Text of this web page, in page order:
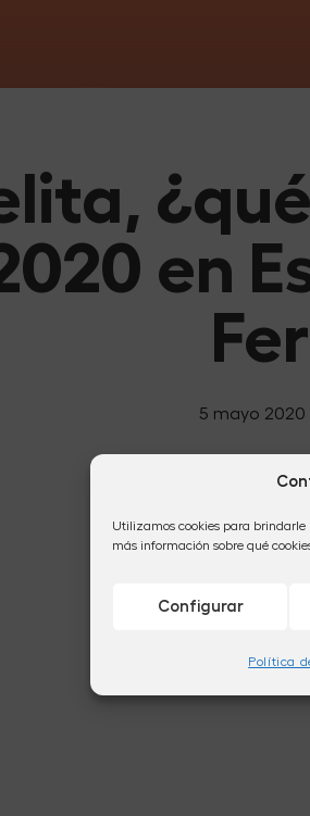
Utilizamos cookies para brindarle
más información sobre qué
Configurar
Política
en
5 mayo 2020